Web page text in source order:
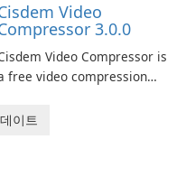
Video
3.0.0
Video Compressor is
free video compression
to compress media
이트